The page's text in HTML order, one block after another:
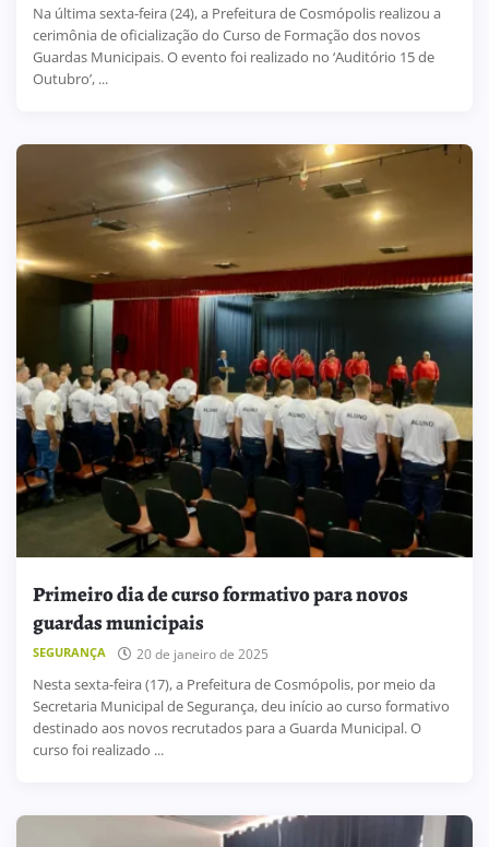
Na última sexta-feira (24), a Prefeitura de Cosmópolis realizou a
cerimônia de oficialização do Curso de Formação dos novos
Guardas Municipais. O evento foi realizado no ‘Auditório 15 de
Outubro’, ...
Primeiro dia de curso formativo para novos
guardas municipais
SEGURANÇA 20 de janeiro de 2025
Nesta sexta-feira (17), a Prefeitura de Cosmópolis, por meio da
Secretaria Municipal de Segurança, deu início ao curso formativo
destinado aos novos recrutados para a Guarda Municipal. O
curso foi realizado ...